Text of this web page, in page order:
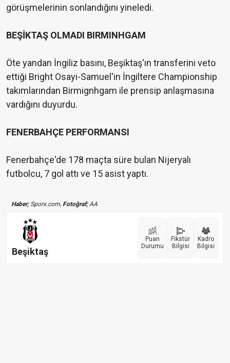
görüşmelerinin sonlandığını yineledi.
BEŞİKTAŞ OLMADI BIRMINHGAM
Öte yandan İngiliz basını, Beşiktaş'ın transferini veto
ettiği Bright Osayi-Samuel'in İngiltere Championship
takımlarından Birmignhgam ile prensip anlaşmasına
vardığını duyurdu.
FENERBAHÇE PERFORMANSI
Fenerbahçe'de 178 maçta süre bulan Nijeryalı
futbolcu, 7 gol attı ve 15 asist yaptı.
Haber;Sporx.com, Fotoğraf;AA
Beşiktaş
Puan
Durumu
Fikstür
Bilgisi
Kadro
Bilgisi